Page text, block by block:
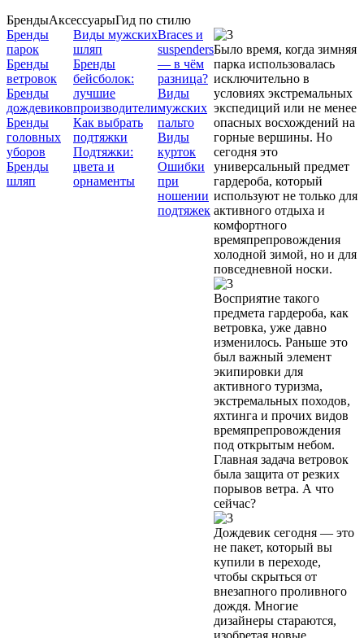
БрендыАксессуарыГид по стилю
Бренды
парок
Бренды
ветровок
Бренды
дождевиков
Бренды
головных
уборов
Бренды
шляп
Виды мужских
шляп
Бренды
бейсболок:
лучшие
производители
Как выбрать
подтяжки
Подтяжки:
цвета и
орнаменты
Braces и
suspenders
— в чём
разница?
Виды
мужских
пальто
Виды
курток
Ошибки
при
ношении
подтяжек
Было время, когда зимняя
парка использовалась
исключительно в
условиях экстремальных
экспедиций или не менее
опасных восхождений на
горные вершины. Но
сегодня это
универсальный предмет
гардероба, который
используют не только для
активного отдыха и
комфортного
времяпрепровождения
холодной зимой, но и для
повседневной носки.
Восприятие такого
предмета гардероба, как
ветровка, уже давно
изменилось. Раньше это
был важный элемент
экипировки для
активного туризма,
экстремальных походов,
яхтинга и прочих видов
времяпрепровождения
под открытым небом.
Главная задача ветровок
была защита от резких
порывов ветра. А что
сейчас?
Дождевик сегодня — это
не пакет, который вы
купили в переходе,
чтобы скрыться от
внезапного проливного
дождя. Многие
дизайнеры стараются,
изобретая новые